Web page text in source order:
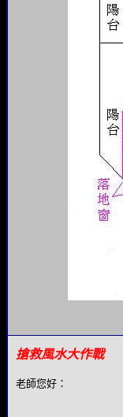
搶救風水大作戰
老師您好：